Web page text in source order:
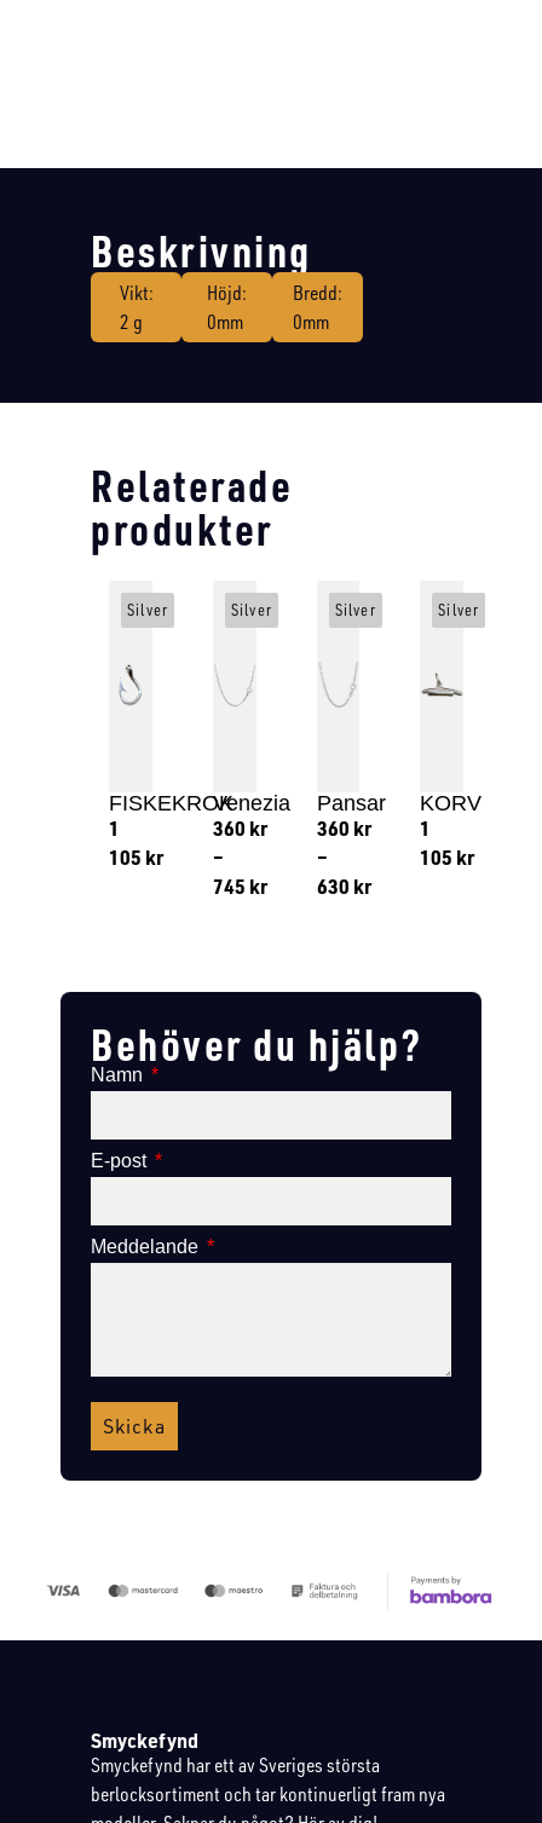
Beskrivning
Vikt:
2 g
Höjd:
0mm
Bredd:
0mm
Relaterade
produkter
FISKEKROK
1
105 kr
Silver
Venezia
360 kr
–
745 kr
Silver
Pansar
360 kr
–
630 kr
Silver
KORV
1
105 kr
Silver
Behöver du hjälp?
Namn
E-post
Meddelande
Skicka
Smyckefynd
Smyckefynd har ett av Sveriges största
berlocksortiment och tar kontinuerligt fram nya